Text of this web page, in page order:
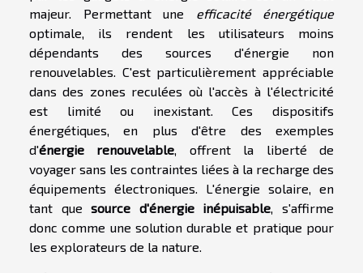
majeur. Permettant une efficacité énergétique
optimale, ils rendent les utilisateurs moins
dépendants des sources d'énergie non
renouvelables. C'est particulièrement appréciable
dans des zones reculées où l'accès à l'électricité
est limité ou inexistant. Ces dispositifs
énergétiques, en plus d'être des exemples
d'énergie renouvelable, offrent la liberté de
voyager sans les contraintes liées à la recharge des
équipements électroniques. L'énergie solaire, en
tant quesource d'énergie inépuisable, s'affirme
donc comme une solution durable et pratique pour
les explorateurs de la nature.